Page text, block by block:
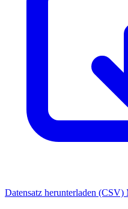
Datensatz herunterladen (CSV)